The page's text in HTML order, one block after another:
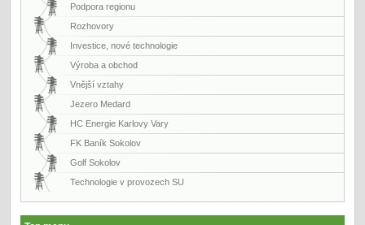
Podpora regionu
Rozhovory
Investice, nové technologie
Výroba a obchod
Vnější vztahy
Jezero Medard
HC Energie Karlovy Vary
FK Baník Sokolov
Golf Sokolov
Technologie v provozech SU